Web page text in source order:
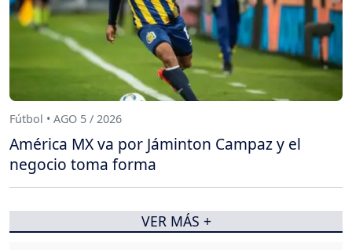
Fútbol • AGO 5 / 2026
América MX va por Jáminton Campaz y el
negocio toma forma
VER MÁS +